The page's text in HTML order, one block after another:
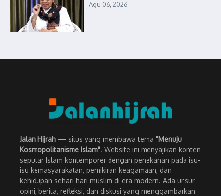
Agu 06, 2026
Jalan Hijrah — situs yang membawa tema "Menuju
Kosmopolitanisme Islam". Website ini menyajikan konten
seputar Islam kontemporer dengan penekanan pada isu-
isu kemasyarakatan, pemikiran keagamaan, dan
kehidupan sehari-hari muslim di era modern. Ada unsur
opini, berita, refleksi, dan diskusi yang menggambarkan